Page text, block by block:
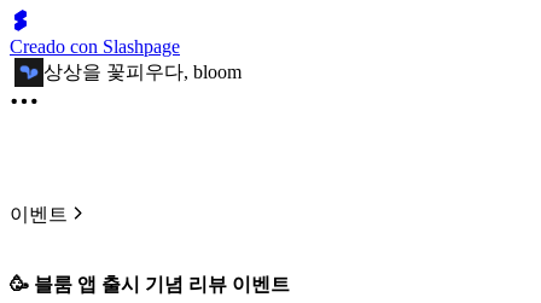
Creado con Slashpage
상상을 꽃피우다, bloom
이벤트
🥳 블룸 앱 출시 기념 리뷰 이벤트